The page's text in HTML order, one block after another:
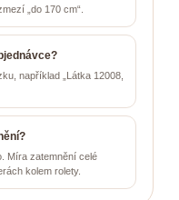
„do 170 cm“.
například „Látka 12008,
Míra zatemnění celé
kolem rolety.